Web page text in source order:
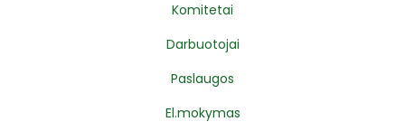
Komitetai
Darbuotojai
Paslaugos
El.mokymas